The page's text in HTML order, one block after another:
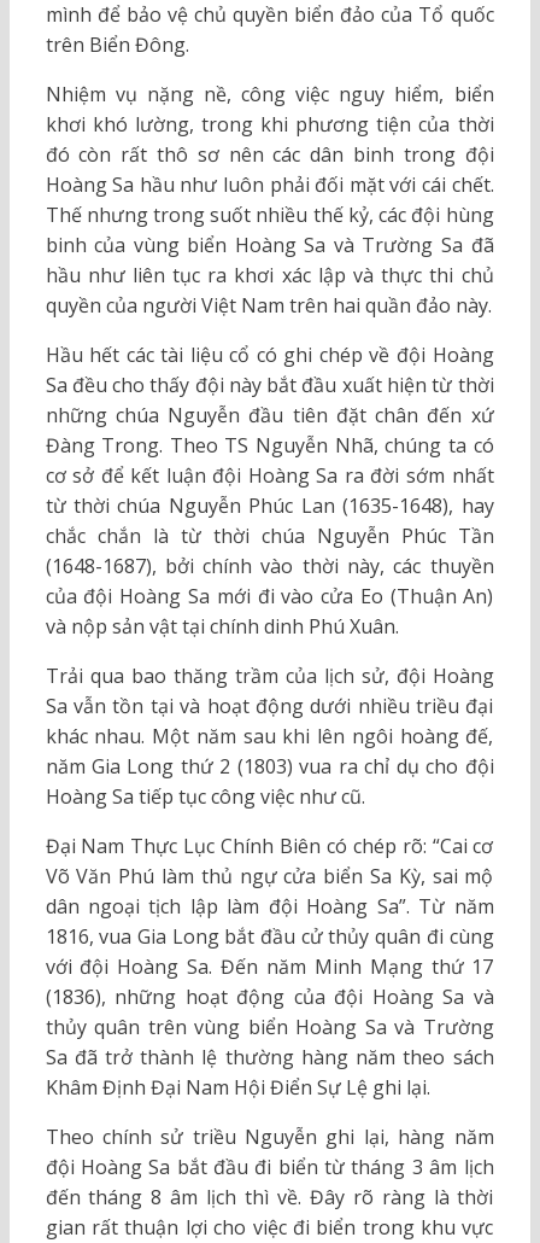
mình để bảo vệ chủ quyền biển đảo của Tổ quốc
trên Biển Đông.
Nhiệm vụ nặng nề, công việc nguy hiểm, biển
khơi khó lường, trong khi phương tiện của thời
đó còn rất thô sơ nên các dân binh trong đội
Hoàng Sa hầu như luôn phải đối mặt với cái chết.
Thế nhưng trong suốt nhiều thế kỷ, các đội hùng
binh của vùng biển Hoàng Sa và Trường Sa đã
hầu như liên tục ra khơi xác lập và thực thi chủ
quyền của người Việt Nam trên hai quần đảo này.
Hầu hết các tài liệu cổ có ghi chép về đội Hoàng
Sa đều cho thấy đội này bắt đầu xuất hiện từ thời
những chúa Nguyễn đầu tiên đặt chân đến xứ
Đàng Trong. Theo TS Nguyễn Nhã, chúng ta có
cơ sở để kết luận đội Hoàng Sa ra đời sớm nhất
từ thời chúa Nguyễn Phúc Lan (1635-1648), hay
chắc chắn là từ thời chúa Nguyễn Phúc Tần
(1648-1687), bởi chính vào thời này, các thuyền
của đội Hoàng Sa mới đi vào cửa Eo (Thuận An)
và nộp sản vật tại chính dinh Phú Xuân.
Trải qua bao thăng trầm của lịch sử, đội Hoàng
Sa vẫn tồn tại và hoạt động dưới nhiều triều đại
khác nhau. Một năm sau khi lên ngôi hoàng đế,
năm Gia Long thứ 2 (1803) vua ra chỉ dụ cho đội
Hoàng Sa tiếp tục công việc như cũ.
Đại Nam Thực Lục Chính Biên có chép rõ: “Cai cơ
Võ Văn Phú làm thủ ngự cửa biển Sa Kỳ, sai mộ
dân ngoại tịch lập làm đội Hoàng Sa”. Từ năm
1816, vua Gia Long bắt đầu cử thủy quân đi cùng
với đội Hoàng Sa. Đến năm Minh Mạng thứ 17
(1836), những hoạt động của đội Hoàng Sa và
thủy quân trên vùng biển Hoàng Sa và Trường
Sa đã trở thành lệ thường hàng năm theo sách
Khâm Định Đại Nam Hội Điển Sự Lệ ghi lại.
Theo chính sử triều Nguyễn ghi lại, hàng năm
đội Hoàng Sa bắt đầu đi biển từ tháng 3 âm lịch
đến tháng 8 âm lịch thì về. Đây rõ ràng là thời
gian rất thuận lợi cho việc đi biển trong khu vực